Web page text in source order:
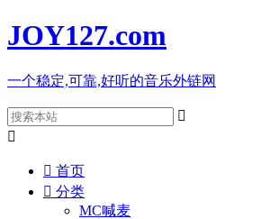
JOY127.com
一个稳定,可靠,好听的音乐外链网


 首页
 分类
MC喊麦